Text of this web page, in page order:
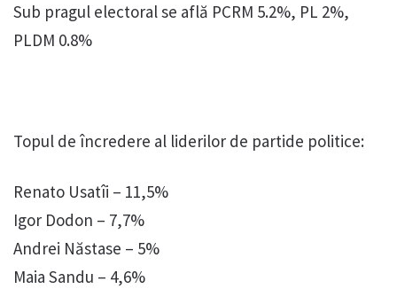
Sub pragul electoral se află PCRM 5.2%, PL 2%,
PLDM 0.8%
Topul de încredere al liderilor de partide politice:
Renato Usatîi – 11,5%
Igor Dodon – 7,7%
Andrei Năstase – 5%
Maia Sandu – 4,6%